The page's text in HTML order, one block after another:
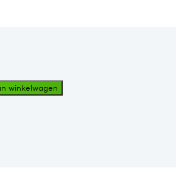
winkelwagen